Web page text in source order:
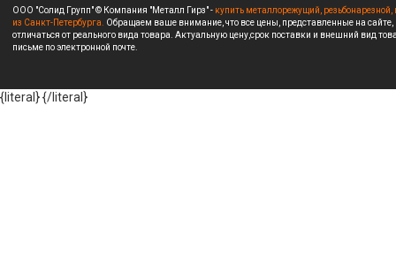
ООО "Солид Групп" © Компания "Металл Гирз" - купить металлорежущий,
из Санкт-Петербурга. Обращаем ваше внимание, что все цены, представленные на
отличаться от реального вида товара. Актуальную цену,срок поставки и внешний вид
письме по электронной почте.
{literal}{/literal}